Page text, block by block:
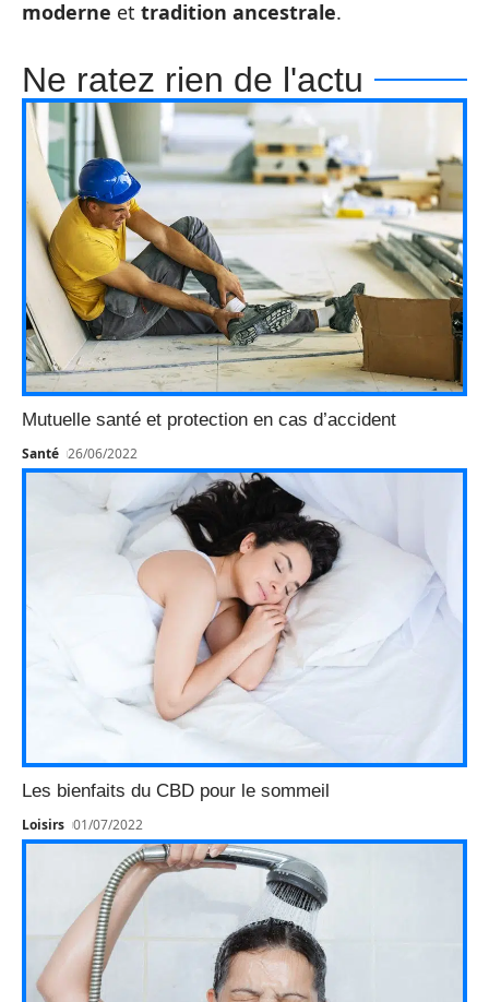
moderne et tradition ancestrale.
Ne ratez rien de l'actu
Mutuelle santé et protection en cas d’accident
Santé 26/06/2022
Les bienfaits du CBD pour le sommeil
Loisirs 01/07/2022